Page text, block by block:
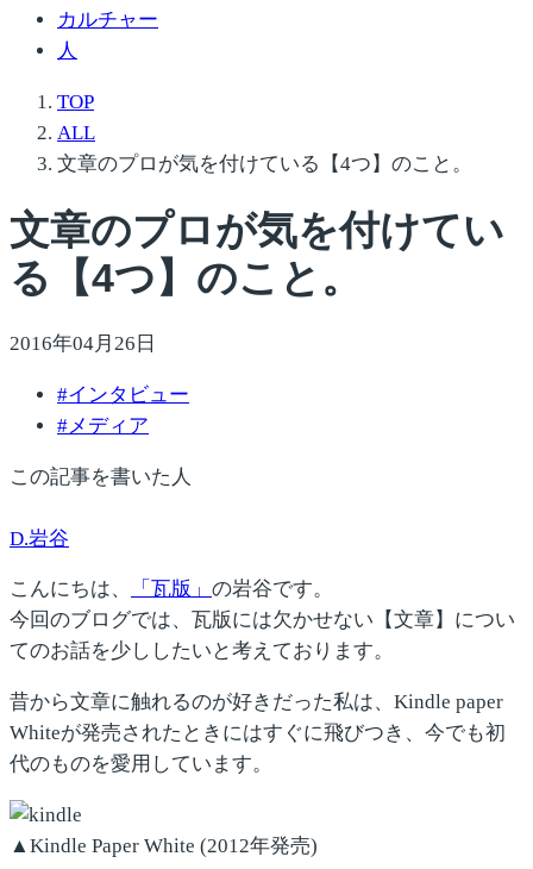
カルチャー
人
TOP
ALL
文章のプロが気を付けている【4つ】のこと。
文章のプロが気を付けてい
る【4つ】のこと。
2016年04月26日
#インタビュー
#メディア
この記事を書いた人
D.岩谷
こんにちは、 「瓦版」 の岩谷です。
今回のブログでは、瓦版には欠かせない【文章】につい
てのお話を少ししたいと考えております。
昔から文章に触れるのが好きだった私は、Kindle paper
Whiteが発売されたときにはすぐに飛びつき、今でも初
代のものを愛用しています。
▲Kindle Paper White (2012年発売)